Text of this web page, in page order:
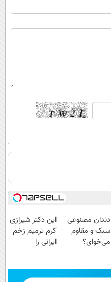
دندان مصنوعی
سبک و مقاوم
می‌خوای؟
📍تهران
این دکتر شیرازی
کرم ترمیم زخم
ایرانی را